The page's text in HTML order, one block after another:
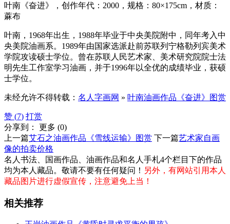
叶南《奋进》，创作年代：2000，规格：80×175cm，材质：
蔴布
叶南，1968年出生，1988年毕业于中央美院附中，同年考入中
央美院油画系。1989年由国家选派赴前苏联列宁格勒列宾美术
学院攻读硕士学位。曾在苏联人民艺术家、美术研究院院士法
明先生工作室学习油画，并于1996年以全优的成绩毕业，获硕
士学位。
未经允许不得转载： 名人字画网 » 叶南油画作品《奋进》图赏
赞 (7) 打赏
分享到： 更多 (0)
上一篇艾石之油画作品《雪线运输》图赏 下一篇艺术家自画
像的拍卖价格
名人书法、国画作品、油画作品和名人手札4个栏目下的作品
均为本人藏品。敬请不要有任何疑问！ 另外，有网站引用本人
藏品图片进行虚假宣传，注意避免上当！
相关推荐